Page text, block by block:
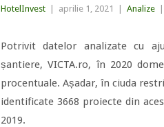
HotelInvest aprilie 1, 2021 Analize
Potrivit datelor analizate cu
șantiere, VICTA.ro, în 2020
procentuale. Așadar, în ciuda
identificate 3668 proiecte din
2019.